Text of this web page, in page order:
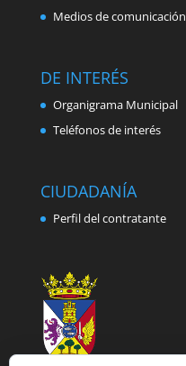
Medios de comunicación
DE INTERÉS
Organigrama Municipal
Teléfonos de interés
CIUDADANÍA
Perfil del contratante